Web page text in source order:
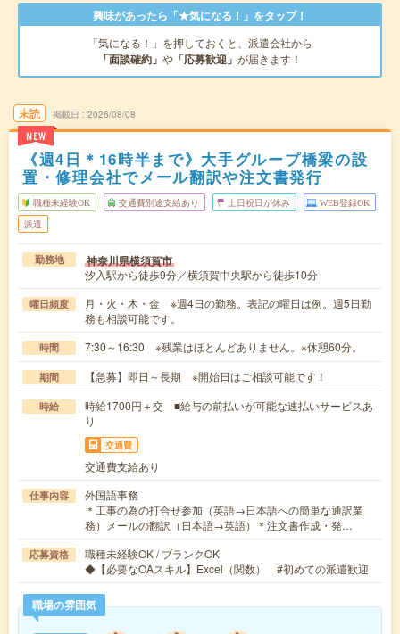
興味があったら「★気になる！」をタップ！
「気になる！」を押しておくと、派遣会社から
「面談確約」 や 「応募歓迎」 が届きます！
未読
NEW
掲載日 2026/08/08
《週4日＊16時半まで》大手グループ橋梁の設
置・修理会社でメール翻訳や注文書発行
職種未経験OK 交通費別途支給あり 土日祝日が休み WEB登録OK
派遣
勤務地 神奈川県横須賀市
汐入駅から徒歩9分／横須賀中央駅から徒歩10分
曜日頻度
月・火・木・金 ※週4日の勤務。表記の曜日は例。週5日勤
務も相談可能です。
時間 7:30～16:30 ※残業はほとんどありません。※休憩60分。
期間 【急募】即日～長期 ※開始日はご相談可能です！
時給
時給1700円＋交 ■給与の前払いが可能な速払いサービスあ
り
交通費
交通費支給あり
仕事内容
外国語事務
＊工事の為の打合せ参加（英語→日本語への簡単な通訳業
務）メールの翻訳（日本語→英語）＊注文書作成・発…
応募資格
職種未経験OK / ブランクOK
◆【必要なOAスキル】Excel（関数） #初めての派遣歓迎
職場の雰囲気